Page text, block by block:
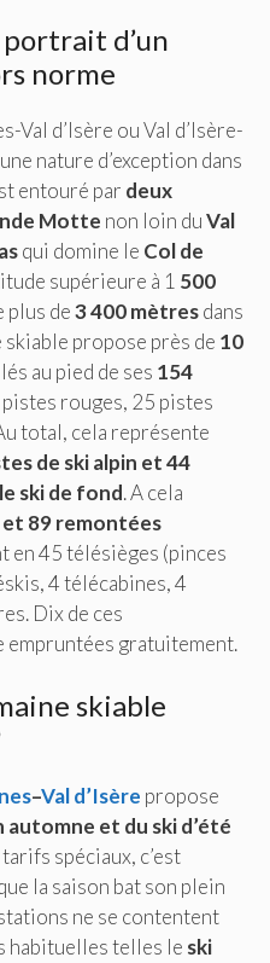
portrait d’un
norme
Val d’Isère ou Val d’Isère-
nature d’exception dans
entouré par deux
Motte non loin duVal
qui domine le Col de
supérieure à 1 500
plus de3 400 mètresdans
propose près de 10
au pied de ses 154
rouges, 25 pistes
total, cela représente
de ski alpin et 44
ski de fond. A cela
89 remontées
en 45 télésièges (pinces
4 télécabines, 4
Dix de ces
gratuitement.
skiable
–Val d’Isère propose
et du ski d’été
spéciaux, c’est
la saison bat son plein
ne se contentent
habituelles telles le ski